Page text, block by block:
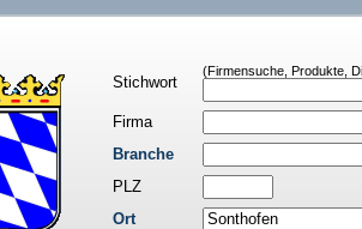
Stichwort
(Firmensuche, Produkte,
Firma
Branche
PLZ
Ort